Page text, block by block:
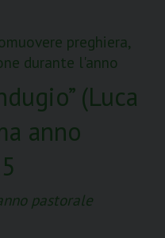
preghiera,
durante l'anno
(Luca
anno
pastorale